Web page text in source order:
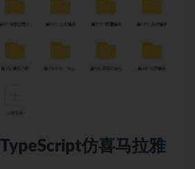
TypeScript仿喜马拉雅